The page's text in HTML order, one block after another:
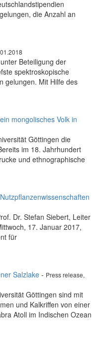
die Anzahl an
Beteiligung der
spektroskopische
gelungen. Mit Hilfe des
mongolisches Volk in
Göttingen die
im 18. Jahrhundert
und ethnographische
Dr. Stefan Siebert, Leiter
17. Januar 2017,
für
Salzlake - Press release,
Göttingen sind mit
und Kalkriffen von einer
Atoll im Indischen Ozean